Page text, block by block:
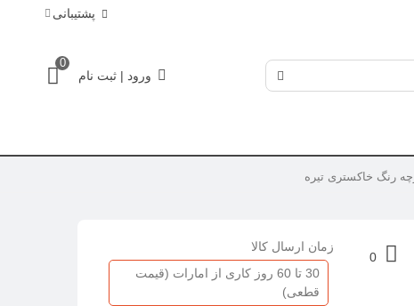
پشتیبانی
ورود | ثبت نام
0
0
زمان ارسال کالا
30 تا 60 روز کاری از امارات (قیمت
قطعی)